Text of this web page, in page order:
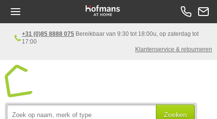
+31 (0)85 8888 075 Bereikbaar van 9:30 tot 18:00u, op zaterdag tot
17:00
Klantenservice & retourneren
Zoeken